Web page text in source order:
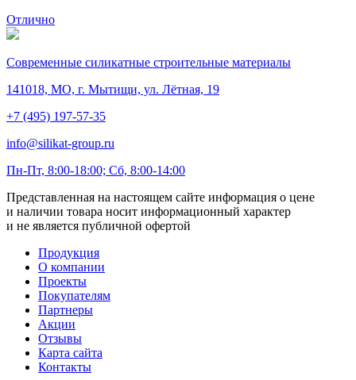
Отлично
Современные силикатные строительные материалы
141018, МО, г. Мытищи, ул. Лётная, 19
+7 (495) 197-57-35
info@silikat-group.ru
Пн-Пт, 8:00-18:00; Сб, 8:00-14:00
Представленная на настоящем сайте информация о цене
и наличии товара носит информационный характер
и не является публичной офертой
Продукция
О компании
Проекты
Покупателям
Партнеры
Акции
Отзывы
Карта сайта
Контакты